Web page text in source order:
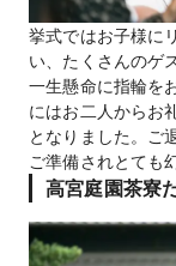
挙式ではお子様に
い、たくさんのゲ
一生懸命に指輪を
にはお二人からお
となりました。ご
ご準備されとても
高宮庭園茶寮